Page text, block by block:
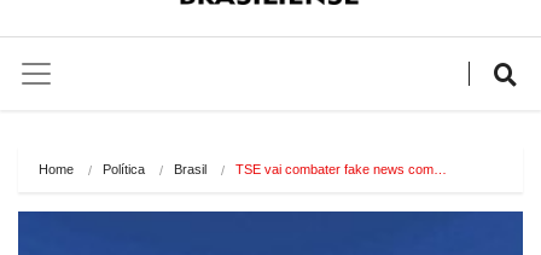
Home Política Brasil TSE vai combater fake news com…